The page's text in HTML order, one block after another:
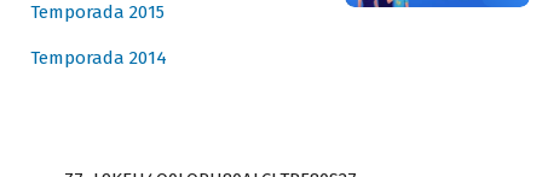
Temporada 2015
Temporada 2014